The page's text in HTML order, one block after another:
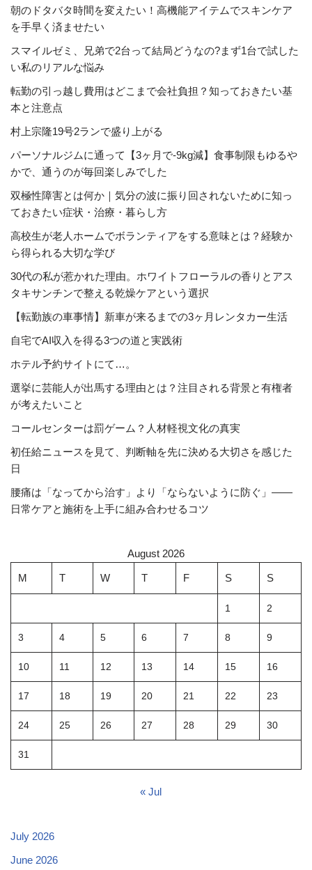
朝のドタバタ時間を変えたい！高機能アイテムでスキンケア
を手早く済ませたい
スマイルゼミ、兄弟で2台って結局どうなの?まず1台で試した
い私のリアルな悩み
転勤の引っ越し費用はどこまで会社負担？知っておきたい基
本と注意点
村上宗隆19号2ランで盛り上がる
パーソナルジムに通って【3ヶ月で-9kg減】食事制限もゆるや
かで、通うのが毎回楽しみでした
双極性障害とは何か｜気分の波に振り回されないために知っ
ておきたい症状・治療・暮らし方
高校生が老人ホームでボランティアをする意味とは？経験か
ら得られる大切な学び
30代の私が惹かれた理由。ホワイトフローラルの香りとアス
タキサンチンで整える乾燥ケアという選択
【転勤族の車事情】新車が来るまでの3ヶ月レンタカー生活
自宅でAI収入を得る3つの道と実践術
ホテル予約サイトにて…。
選挙に芸能人が出馬する理由とは？注目される背景と有権者
が考えたいこと
コールセンターは罰ゲーム？人材軽視文化の真実
初任給ニュースを見て、判断軸を先に決める大切さを感じた
日
腰痛は「なってから治す」より「ならないように防ぐ」――
日常ケアと施術を上手に組み合わせるコツ
August 2026
M T W T F S S
1 2
3 4 5 6 7 8 9
10 11 12 13 14 15 16
17 18 19 20 21 22 23
24 25 26 27 28 29 30
31
« Jul
July 2026
June 2026